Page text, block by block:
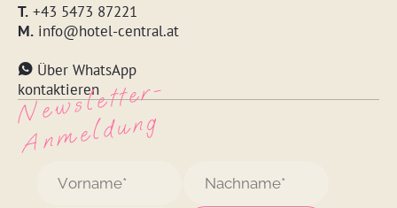
T. +43 5473 87221
M. info@hotel-central.at
Über WhatsApp
kontaktieren
N
e
w
s
l
ett
e
r
-
A
n
m
e
l
d
u
n
g